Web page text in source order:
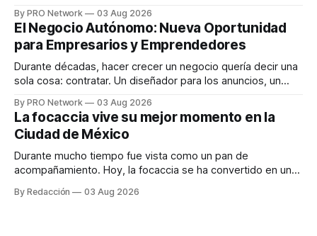
INTERIUS, el problema suele estar en otro lugar. Durante
una entrevista para el podcast SER PRO, el especialista en
marketing digital explicó que
By PRO Network 03 Aug 2026
El Negocio Autónomo: Nueva Oportunidad
para Empresarios y Emprendedores
Durante décadas, hacer crecer un negocio quería decir una
sola cosa: contratar. Un diseñador para los anuncios, un
para los textos, alguien que supiera de publicidad digital
para encontrar prospectos, un vendedor para atender
llamadas y mensajes, y —con suerte— una persona
By PRO Network 03 Aug 2026
La focaccia vive su mejor momento en la
Ciudad de México
Durante mucho tiempo fue vista como un pan de
acompañamiento. Hoy, la focaccia se ha convertido en uno
artesanal, ingredientes de calidad y experiencias que
By Redacción 03 Aug 2026